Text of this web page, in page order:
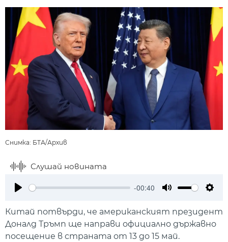
Снимка: БТА/Архив
Слушай новината
-00:40
Китай потвърди, че американският президент
Доналд Тръмп ще направи официално държавно
посещение в страната от 13 до 15 май.